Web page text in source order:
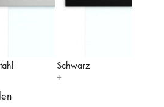
Schwarz